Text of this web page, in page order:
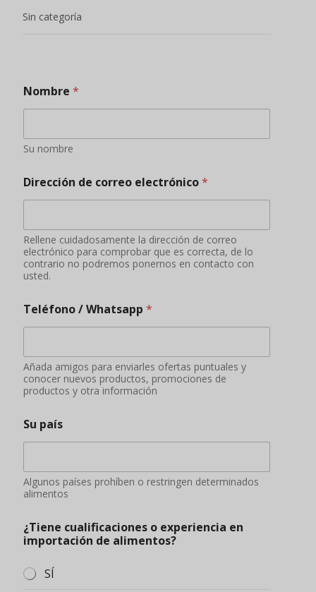
Sin categoría
Nombre *
Su nombre
Dirección de correo electrónico*
Rellene cuidadosamente la dirección de correo
electrónico para comprobar que es correcta, de lo
contrario no podremos ponernos en contacto con
usted.
Teléfono / Whatsapp *
Añada amigos para enviarles ofertas puntuales y
conocer nuevos productos, promociones de
productos y otra información
Su país
Algunos países prohíben o restringen determinados
alimentos
¿Tiene cualificaciones o experiencia en
importación de alimentos?
SÍ